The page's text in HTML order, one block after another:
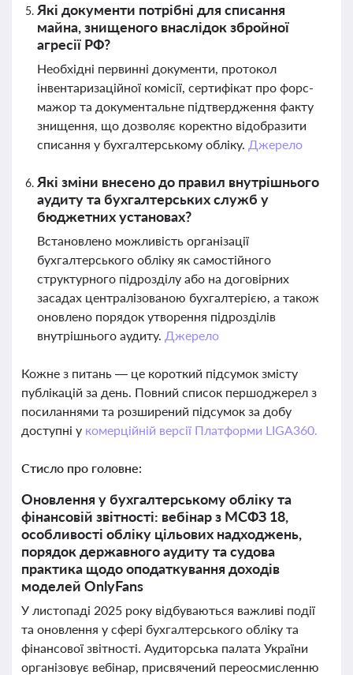
Які документи потрібні для списання
майна, знищеного внаслідок збройної
агресії РФ?
Необхідні первинні документи, протокол
інвентаризаційної комісії, сертифікат про форс-
мажор та документальне підтвердження факту
знищення, що дозволяє коректно відобразити
списання у бухгалтерському обліку. Джерело
Які зміни внесено до правил внутрішнього
аудиту та бухгалтерських служб у
бюджетних установах?
Встановлено можливість організації
бухгалтерського обліку як самостійного
структурного підрозділу або на договірних
засадах централізованою бухгалтерією, а також
оновлено порядок утворення підрозділів
внутрішнього аудиту. Джерело
Кожне з питань — це короткий підсумок змісту
публікацій за день. Повний список першоджерел з
посиланнями та розширений підсумок за добу
доступні у комерційній версії Платформи LIGA360.
Стисло про головне:
Оновлення у бухгалтерському обліку та
фінансовій звітності: вебінар з МСФЗ 18,
особливості обліку цільових надходжень,
порядок державного аудиту та судова
практика щодо оподаткування доходів
моделей OnlyFans
У листопаді 2025 року відбуваються важливі події
та оновлення у сфері бухгалтерського обліку та
фінансової звітності. Аудиторська палата України
організовує вебінар, присвячений переосмисленню